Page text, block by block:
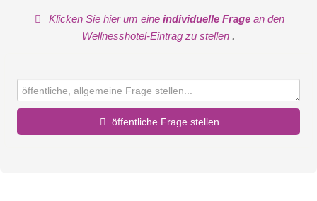
Klicken Sie hier um eineindividuelle Frage an den
Wellnesshotel-Eintrag zu stellen .
öffentliche Frage stellen